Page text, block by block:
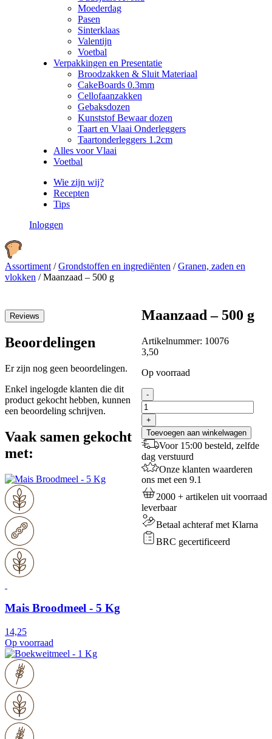
Moederdag
Pasen
Sinterklaas
Valentijn
Voetbal
Verpakkingen en Presentatie
Broodzakken & Sluit Materiaal
CakeBoards 0.3mm
Cellofaanzakken
Gebaksdozen
Kunststof Bewaar dozen
Taart en Vlaai Onderleggers
Taartonderleggers 1.2cm
Alles voor Vlaai
Voetbal
Wie zijn wij?
Recepten
Tips
Inloggen
Assortiment /Grondstoffen en ingrediënten /Granen, zaden en
vlokken /Maanzaad – 500 g
Maanzaad – 500 g
Artikelnummer: 10076
3,50
Op voorraad
- Maanzaad
-
500
g
aantal
+
Toevoegen aan winkelwagen
Voor 15:00 besteld, zelfde
dag verstuurd
Onze klanten waarderen
ons met een 9.1
2000 + artikelen uit voorraad
leverbaar
Betaal achteraf met Klarna
BRC gecertificeerd
Reviews
Beoordelingen
Er zijn nog geen beoordelingen.
Enkel ingelogde klanten die dit
product gekocht hebben, kunnen
een beoordeling schrijven.
Vaak samen gekocht
met:
Mais Broodmeel - 5 Kg
14,25
Op voorraad